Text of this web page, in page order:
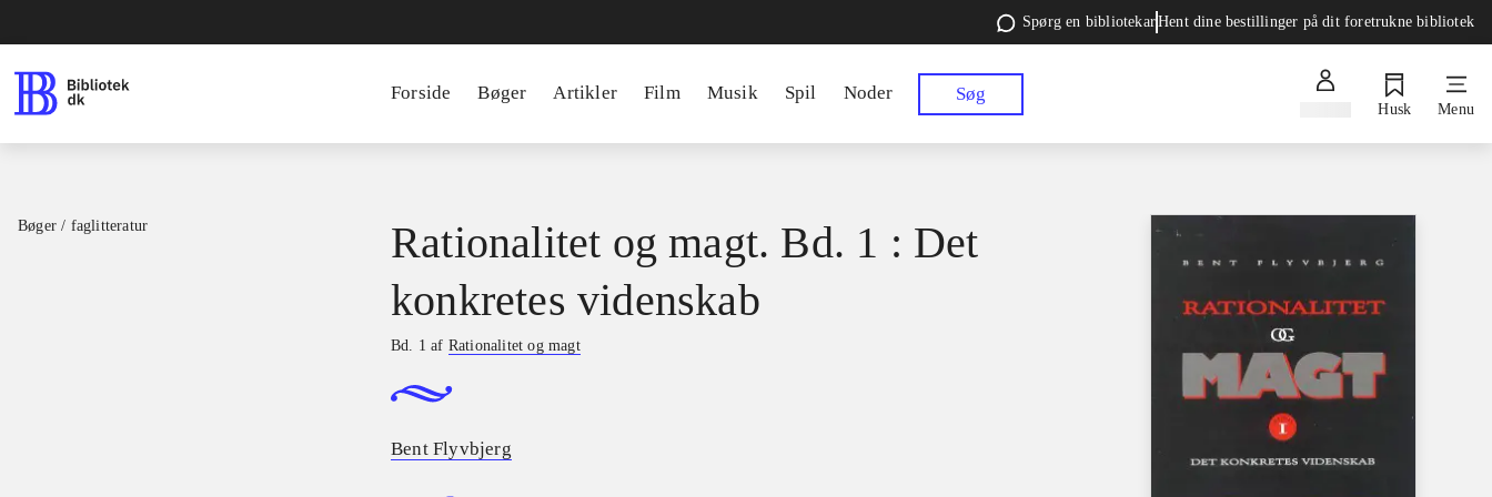
Spørg en bibliotekarHent dine bestillinger på dit foretrukne bibliotek
Forside Bøger Artikler Film Musik Spil Noder Søg
Husk Menu
Bøger / faglitteratur
Rationalitet og magt. Bd. 1 : Det
konkretes videnskab
Bd. 1 af Rationalitet og magt
Bent Flyvbjerg